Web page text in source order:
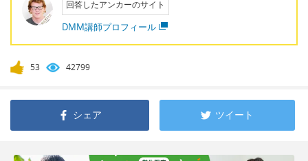
回答したアンカーのサイト
DMM講師プロフィール
53 42799
シェア ツイート